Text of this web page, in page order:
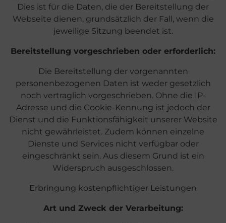
Dies ist für die Daten, die der Bereitstellung der
Webseite dienen, grundsätzlich der Fall, wenn die
jeweilige Sitzung beendet ist.
Bereitstellung vorgeschrieben oder erforderlich:
Die Bereitstellung der vorgenannten
personenbezogenen Daten ist weder gesetzlich
noch vertraglich vorgeschrieben. Ohne die IP-
Adresse und die Cookie-Kennung ist jedoch der
Dienst und die Funktionsfähigkeit unserer Website
nicht gewährleistet. Zudem können einzelne
Dienste und Services nicht verfügbar oder
eingeschränkt sein. Aus diesem Grund ist ein
Widerspruch ausgeschlossen.
Erbringung kostenpflichtiger Leistungen
Art und Zweck der Verarbeitung: